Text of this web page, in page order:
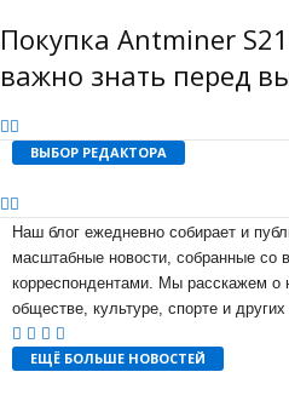
Покупка Antminer
важно знать перед
ВЫБОР РЕДАКТОРА
Наш блог ежедневно собирает и
масштабные новости, собранные со
корреспондентами. Мы расскажем о
обществе, культуре, спорте и
ЕЩЁ БОЛЬШЕ НОВОСТЕЙ